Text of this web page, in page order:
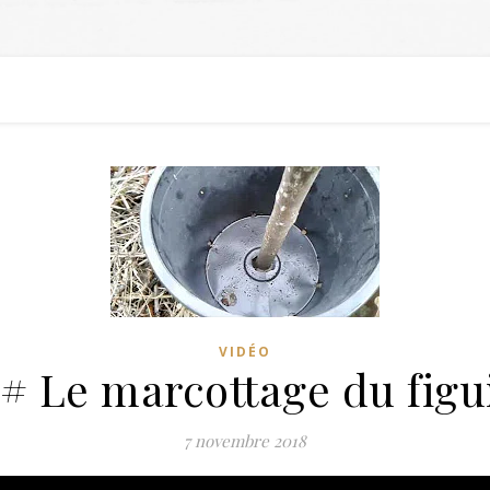
VIDÉO
Le marcottage du
7 novembre 2018